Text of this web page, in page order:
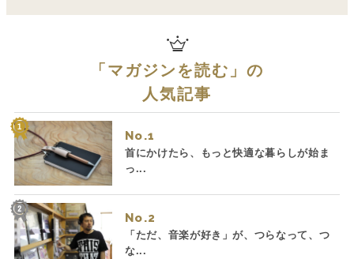
「マガジンを読む 」の
人気記事
No.
首にかけたら、もっと快適な暮らしが始ま
っ...
No.
「ただ、音楽が好き」が、つらなって、つ
な...